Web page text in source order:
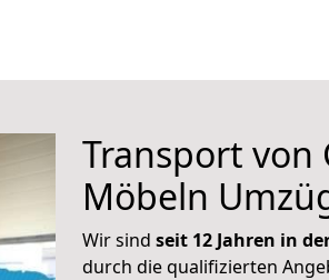
Transport von
Möbeln
Wir sind seit 12 Jahren in
durch die qualifizierten